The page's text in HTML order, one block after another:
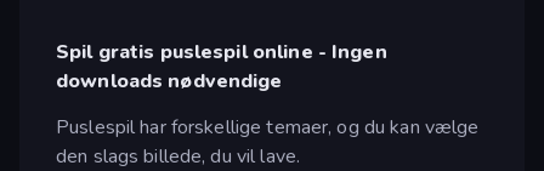
Spil gratis puslespil online - Ingen
downloads nødvendige
Puslespil har forskellige temaer, og du kan vælge
den slags billede, du vil lave.